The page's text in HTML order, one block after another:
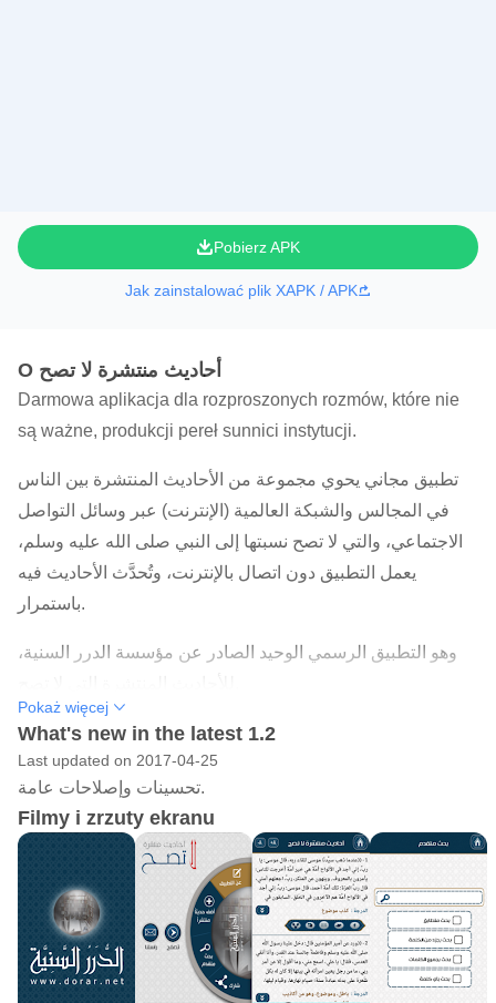
Pobierz APK
Jak zainstalować plik XAPK / APK
O أحاديث منتشرة لا تصح
Darmowa aplikacja dla rozproszonych rozmów, które nie
są ważne, produkcji pereł sunnici instytucji.
تطبيق مجاني يحوي مجموعة من الأحاديث المنتشرة بين الناس
في المجالس والشبكة العالمية (الإنترنت) عبر وسائل التواصل
الاجتماعي، والتي لا تصح نسبتها إلى النبي صلى الله عليه وسلم،
يعمل التطبيق دون اتصال بالإنترنت، وتُحدَّث الأحاديث فيه
باستمرار.
وهو التطبيق الرسمي الوحيد الصادر عن مؤسسة الدرر السنية،
Pokaż więcej
What's new in the latest 1.2
Last updated on 2017-04-25
تحسينات وإصلاحات عامة.
Filmy i zrzuty ekranu